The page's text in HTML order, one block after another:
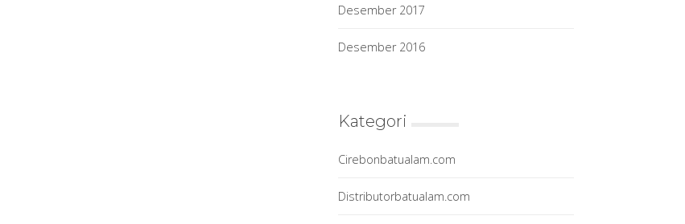
Desember 2017
Desember 2016
Kategori
Cirebonbatualam.com
Distributorbatualam.com